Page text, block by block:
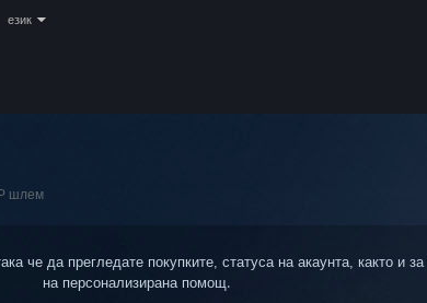
език
шлем
че да прегледате покупките, статуса на акаунта, както и
на персонализирана помощ.